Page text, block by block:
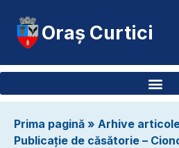
Oraș Curtici
Prima pagină » Arhive
Publicație de căsătorie –